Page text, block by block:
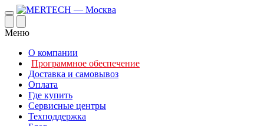
Меню
О компании
Программное обеспечение
Доставка и самовывоз
Оплата
Где купить
Сервисные центры
Техподдержка